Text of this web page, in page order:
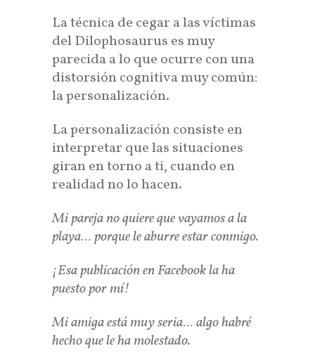
La técnica de cegar a las víctimas
del Dilophosaurus es muy
parecida a lo que ocurre con una
distorsión cognitiva muy común:
la personalización.
La personalización consiste en
interpretar que las situaciones
giran en torno a ti, cuando en
realidad no lo hacen.
Mi pareja no quiere que vayamos a la
playa… porque le aburre estar conmigo.
¡Esa publicación en Facebook la ha
puesto por mí!
Mi amiga está muy seria… algo habré
hecho que le ha molestado.